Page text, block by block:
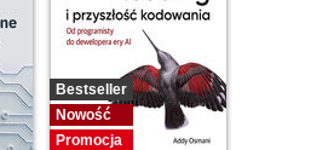
Bestseller
Nowość
Promocja